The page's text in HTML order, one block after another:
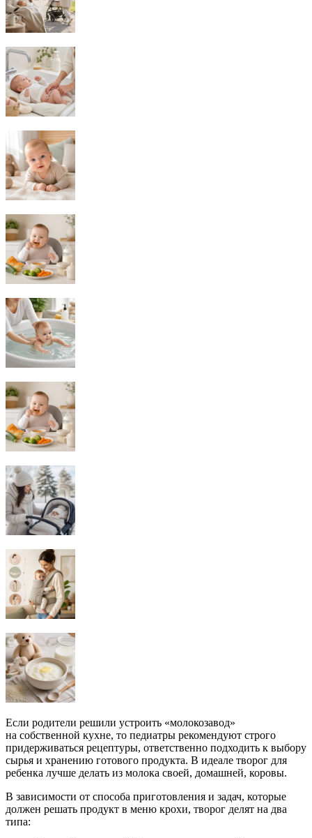
Если родители решили устроить «молокозавод»
на собственной кухне, то педиатры рекомендуют строго
придерживаться рецептуры, ответственно подходить к выбору
сырья и хранению готового продукта. В идеале творог для
ребенка лучше делать из молока своей, домашней, коровы.
В зависимости от способа приготовления и задач, которые
должен решать продукт в меню крохи, творог делят на два
типа: